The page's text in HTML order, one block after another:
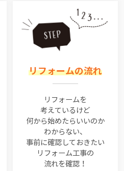
リフォームの流れ
リフォームを
考えているけど
何から始めたらいいのか
わからない、
事前に確認しておきたい
リフォーム工事の
流れを確認！